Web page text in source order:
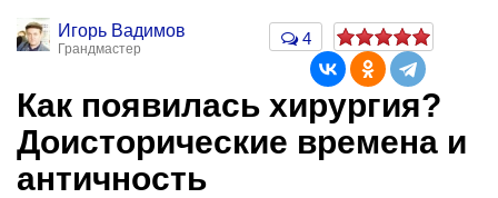
Игорь Вадимов
Грандмастер
4
Как появилась хирургия?
Доисторические времена и
античность